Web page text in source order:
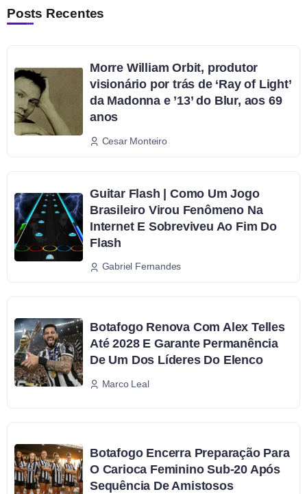
Posts Recentes
Morre William Orbit, produtor
visionário por trás de ‘Ray of Light’
da Madonna e ’13’ do Blur, aos 69
anos
Cesar Monteiro
Guitar Flash | Como Um Jogo
Brasileiro Virou Fenômeno Na
Internet E Sobreviveu Ao Fim Do
Flash
Gabriel Fernandes
Botafogo Renova Com Alex Telles
Até 2028 E Garante Permanência
De Um Dos Líderes Do Elenco
Marco Leal
Botafogo Encerra Preparação Para
O Carioca Feminino Sub-20 Após
Sequência De Amistosos